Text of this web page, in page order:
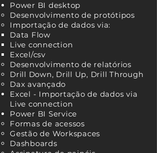
Power BI desktop
Desenvolvimento de protótipos
Importação de dados via:
Data Flow
Live connection
Excel/csv
Desenvolvimento de relatórios
Drill Down, Drill Up, Drill Through
Dax avançado
Excel - Importação de dados via
Live connection
Power BI Service
Formas de acessos
Gestão de Workspaces
Dashboards